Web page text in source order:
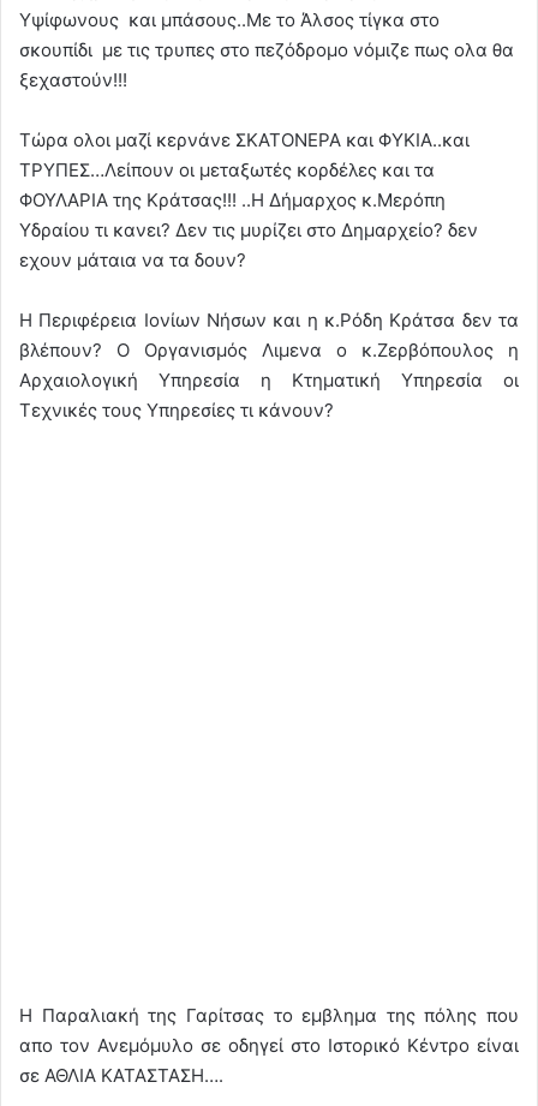
Υψίφωνους και μπάσους..Με το Άλσος τίγκα στο
σκουπίδι με τις τρυπες στο πεζόδρομο νόμιζε πως ολα θα
ξεχαστούν!!!
Τώρα ολοι μαζί κερνάνε ΣΚΑΤΟΝΕΡΑ και ΦΥΚΙΑ..και
ΤΡΥΠΕΣ…Λείπουν οι μεταξωτές κορδέλες και τα
ΦΟΥΛΑΡΙΑ της Κράτσας!!! ..Η Δήμαρχος κ.Μερόπη
Υδραίου τι κανει? Δεν τις μυρίζει στο Δημαρχείο? δεν
εχουν μάταια να τα δουν?
Η Περιφέρεια Ιονίων Νήσων και η κ.Ρόδη Κράτσα δεν τα
βλέπουν? Ο Οργανισμός Λιμενα ο κ.Ζερβόπουλος η
Αρχαιολογική Υπηρεσία η Κτηματική Υπηρεσία οι
Τεχνικές τους Υπηρεσίες τι κάνουν?
Η Παραλιακή της Γαρίτσας το εμβλημα της πόλης που
απο τον Ανεμόμυλο σε οδηγεί στο Ιστορικό Κέντρο είναι
σε ΑΘΛΙΑ ΚΑΤΑΣΤΑΣΗ….